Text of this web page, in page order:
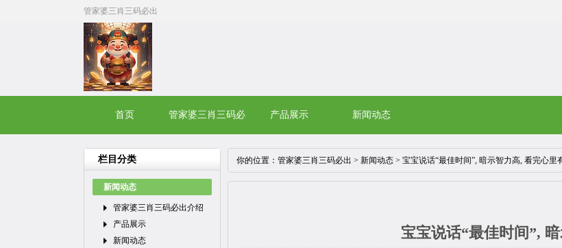
管家婆三肖三码必出
首页 管家婆三肖三码必 产品展示 新闻动态
栏目分类
新闻动态
管家婆三肖三码必出介绍
产品展示
新闻动态
你的位置： 管家婆三肖三码必出 > 新闻动态 > 宝宝说话“最佳时间”, 暗示智力高, 看完心里
宝宝说话“最佳时间”,